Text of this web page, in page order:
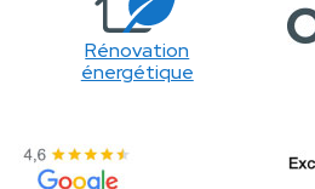
Rénovation
énergétique